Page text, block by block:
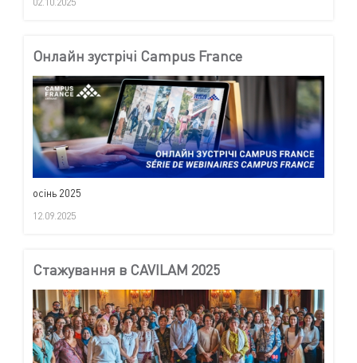
Онлайн зустрічі Campus France
осінь 2025
12.09.2025
Cтажування в CAVILAM 2025